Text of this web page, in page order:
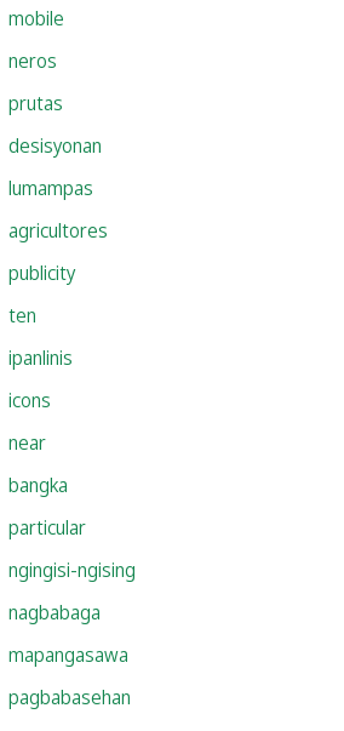
mobile
neros
prutas
desisyonan
lumampas
agricultores
publicity
ten
ipanlinis
icons
near
bangka
particular
ngingisi-ngising
nagbabaga
mapangasawa
pagbabasehan